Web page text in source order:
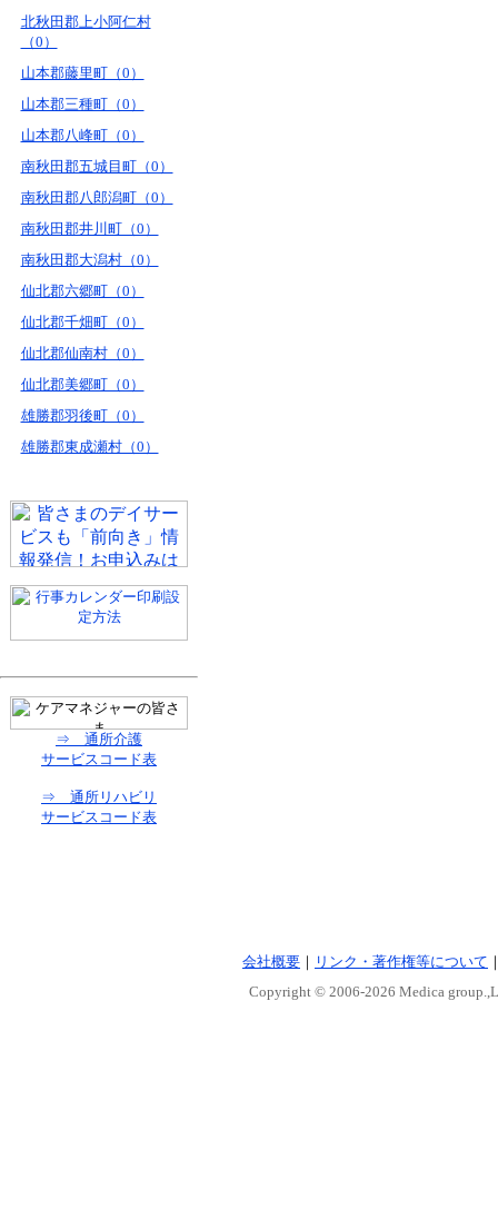
北秋田郡上小阿仁村
（0）
山本郡藤里町（0）
山本郡三種町（0）
山本郡八峰町（0）
南秋田郡五城目町（0）
南秋田郡八郎潟町（0）
南秋田郡井川町（0）
南秋田郡大潟村（0）
仙北郡六郷町（0）
仙北郡千畑町（0）
仙北郡仙南村（0）
仙北郡美郷町（0）
雄勝郡羽後町（0）
雄勝郡東成瀬村（0）
⇒ 通所介護
サービスコード表
⇒ 通所リハビリ
サービスコード表
会社概要 ｜ リンク・著作権等について
Copyright © 2006-2026 Medica